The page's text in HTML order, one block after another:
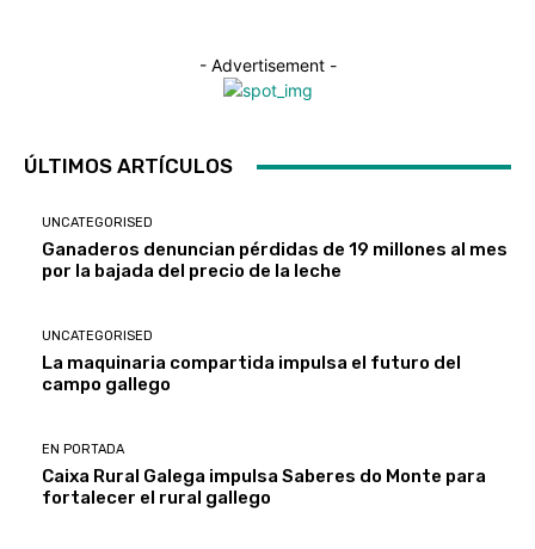
- Advertisement -
ÚLTIMOS ARTÍCULOS
UNCATEGORISED
Ganaderos denuncian pérdidas de 19 millones al mes
por la bajada del precio de la leche
UNCATEGORISED
La maquinaria compartida impulsa el futuro del
campo gallego
EN PORTADA
Caixa Rural Galega impulsa Saberes do Monte para
fortalecer el rural gallego